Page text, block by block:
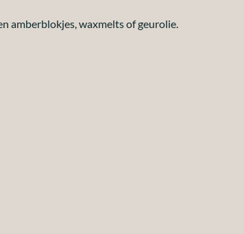
amberblokjes, waxmelts of geurolie.